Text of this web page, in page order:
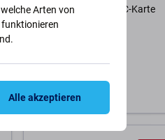
P100S P100SE - NFC-Karte
NACHESTELLUNG
Zum Warenkorb
Arten von
funktionieren
Alle akzeptieren